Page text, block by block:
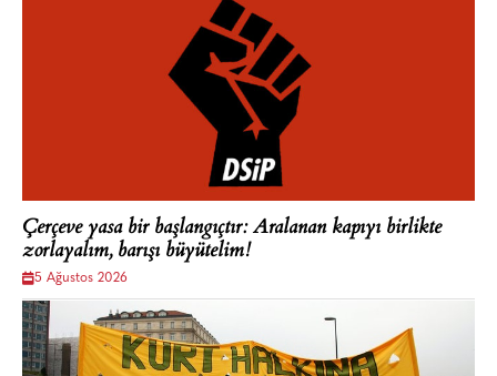
Çerçeve yasa bir başlangıçtır: Aralanan kapıyı birlikte
zorlayalım, barışı büyütelim!
5 Ağustos 2026